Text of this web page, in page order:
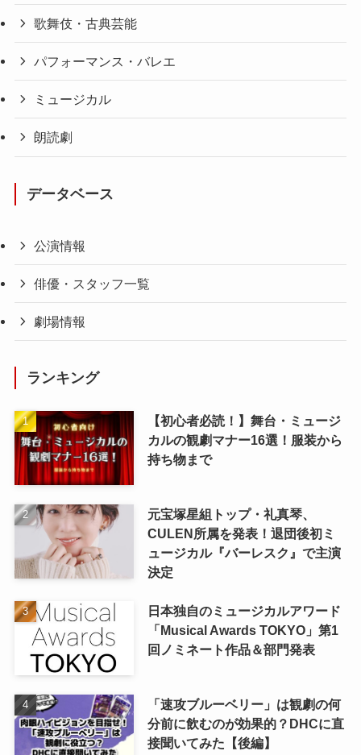
歌舞伎・古典芸能
パフォーマンス・バレエ
ミュージカル
朗読劇
データベース
公演情報
俳優・スタッフ一覧
劇場情報
ランキング
【初心者必読！】舞台・ミュージ
カルの観劇マナー16選！服装から
持ち物まで
元宝塚星組トップ・礼真琴、
CULEN所属を発表！退団後初ミ
ュージカル『バーレスク』で主演
決定
日本独自のミュージカルアワード
「Musical Awards TOKYO」第1
回ノミネート作品＆部門発表
「速攻ブルーベリー」は観劇の何
分前に飲むのが効果的？DHCに直
接聞いてみた【後編】